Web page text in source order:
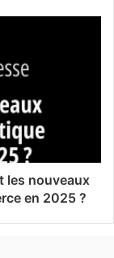
les nouveaux
en 2025 ?